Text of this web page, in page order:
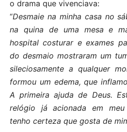
o drama que vivenciava:
“Desmaie na minha casa no
na quina de uma mesa e
hospital costurar e exames
do desmaio mostraram um
sileciosamente a qualquer
formou um edema, que
A primeira ajuda de Deus.
relógio já acionada em
tenho certeza que gosta de